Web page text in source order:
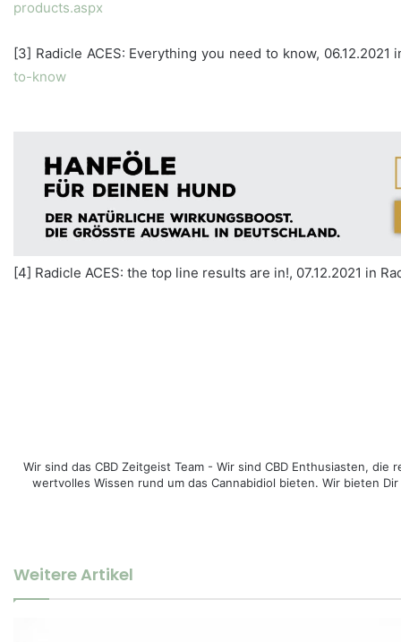
products.aspx
[3] Radicle ACES: Everything you need to know,
to-know
[4] Radicle ACES: the top line results are in!, 07.12.2021 in
Wir sind das CBD Zeitgeist Team - Wir sind CBD Enthusiasten,
wertvolles Wissen rund um das Cannabidiol bieten. Wir bieten
Weitere Artikel